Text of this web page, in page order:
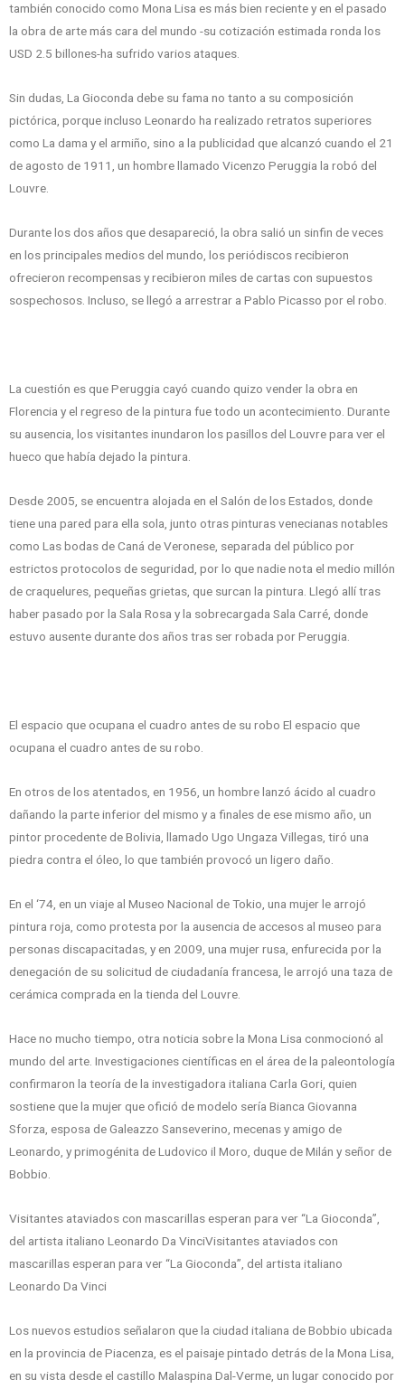
también conocido como Mona Lisa es más bien reciente y en el pasado
la obra de arte más cara del mundo -su cotización estimada ronda los
USD 2.5 billones-ha sufrido varios ataques.
Sin dudas, La Gioconda debe su fama no tanto a su composición
pictórica, porque incluso Leonardo ha realizado retratos superiores
como La dama y el armiño, sino a la publicidad que alcanzó cuando el 21
de agosto de 1911, un hombre llamado Vicenzo Peruggia la robó del
Louvre.
Durante los dos años que desapareció, la obra salió un sinfin de veces
en los principales medios del mundo, los periódiscos recibieron
ofrecieron recompensas y recibieron miles de cartas con supuestos
sospechosos. Incluso, se llegó a arrestrar a Pablo Picasso por el robo.
La cuestión es que Peruggia cayó cuando quizo vender la obra en
Florencia y el regreso de la pintura fue todo un acontecimiento. Durante
su ausencia, los visitantes inundaron los pasillos del Louvre para ver el
hueco que había dejado la pintura.
Desde 2005, se encuentra alojada en el Salón de los Estados, donde
tiene una pared para ella sola, junto otras pinturas venecianas notables
como Las bodas de Caná de Veronese, separada del público por
estrictos protocolos de seguridad, por lo que nadie nota el medio millón
de craquelures, pequeñas grietas, que surcan la pintura. Llegó allí tras
haber pasado por la Sala Rosa y la sobrecargada Sala Carré, donde
estuvo ausente durante dos años tras ser robada por Peruggia.
El espacio que ocupana el cuadro antes de su robo El espacio que
ocupana el cuadro antes de su robo.
En otros de los atentados, en 1956, un hombre lanzó ácido al cuadro
dañando la parte inferior del mismo y a finales de ese mismo año, un
pintor procedente de Bolivia, llamado Ugo Ungaza Villegas, tiró una
piedra contra el óleo, lo que también provocó un ligero daño.
En el ‘74, en un viaje al Museo Nacional de Tokio, una mujer le arrojó
pintura roja, como protesta por la ausencia de accesos al museo para
personas discapacitadas, y en 2009, una mujer rusa, enfurecida por la
denegación de su solicitud de ciudadanía francesa, le arrojó una taza de
cerámica comprada en la tienda del Louvre.
Hace no mucho tiempo, otra noticia sobre la Mona Lisa conmocionó al
mundo del arte. Investigaciones científicas en el área de la paleontología
confirmaron la teoría de la investigadora italiana Carla Gori, quien
sostiene que la mujer que ofició de modelo sería Bianca Giovanna
Sforza, esposa de Galeazzo Sanseverino, mecenas y amigo de
Leonardo, y primogénita de Ludovico il Moro, duque de Milán y señor de
Bobbio.
Visitantes ataviados con mascarillas esperan para ver “La Gioconda”,
del artista italiano Leonardo Da VinciVisitantes ataviados con
mascarillas esperan para ver “La Gioconda”, del artista italiano
Leonardo Da Vinci
Los nuevos estudios señalaron que la ciudad italiana de Bobbio ubicada
en la provincia de Piacenza, es el paisaje pintado detrás de la Mona Lisa,
en su vista desde el castillo Malaspina Dal-Verme, un lugar conocido por